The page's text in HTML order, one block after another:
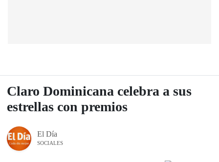
Claro Dominicana celebra a sus
estrellas con premios
El Día
SOCIALES